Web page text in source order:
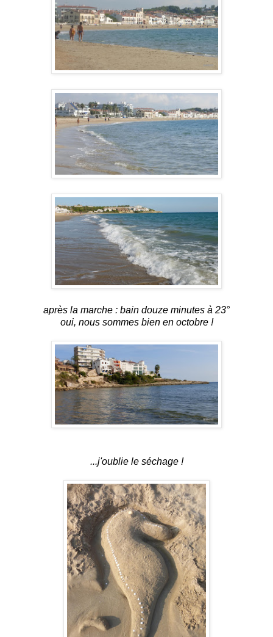
après la marche : bain douze minutes à 23°
oui, nous sommes bien en octobre !
...j'oublie le séchage !